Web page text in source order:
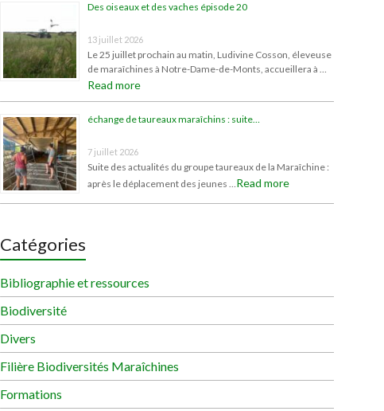
Des oiseaux et des vaches épisode 20
13 juillet 2026
Le 25 juillet prochain au matin, Ludivine Cosson, éleveuse
de maraîchines à Notre-Dame-de-Monts, accueillera à …
Read more
échange de taureaux maraîchins : suite…
7 juillet 2026
Suite des actualités du groupe taureaux de la Maraîchine :
après le déplacement des jeunes …Read more
Catégories
Bibliographie et ressources
Biodiversité
Divers
Filière Biodiversités Maraîchines
Formations